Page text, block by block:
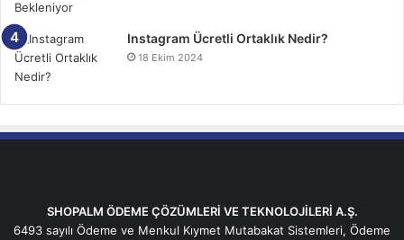
Instagram Ücretli Ortaklık Nedir?
18 Ekim 2024
SHOPALM ÖDEME ÇÖZÜMLERİ VE TEKNOLOJİLERİ A.Ş.
6493 sayılı Ödeme ve Menkul Kıymet Mutabakat Sistemleri, Ödeme